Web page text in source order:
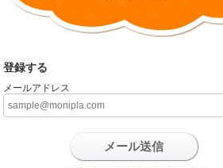
登録する
メールアドレス
メール送信